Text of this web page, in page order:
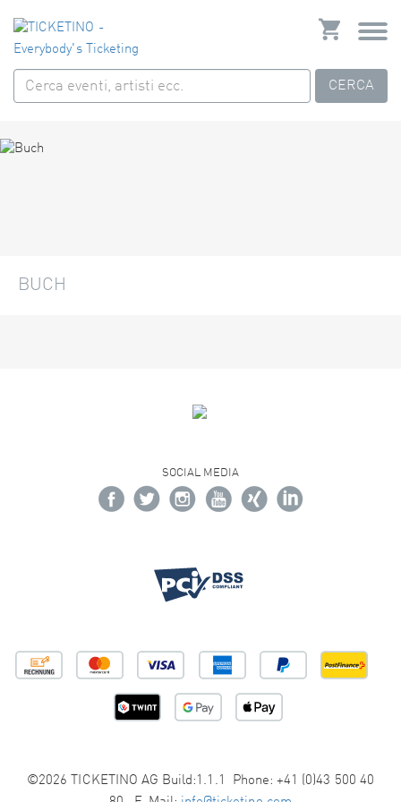
CERCA
BUCH
SOCIAL MEDIA
©2026 TICKETINO AG Build:1.1.1 Phone: +41 (0)43 500 40